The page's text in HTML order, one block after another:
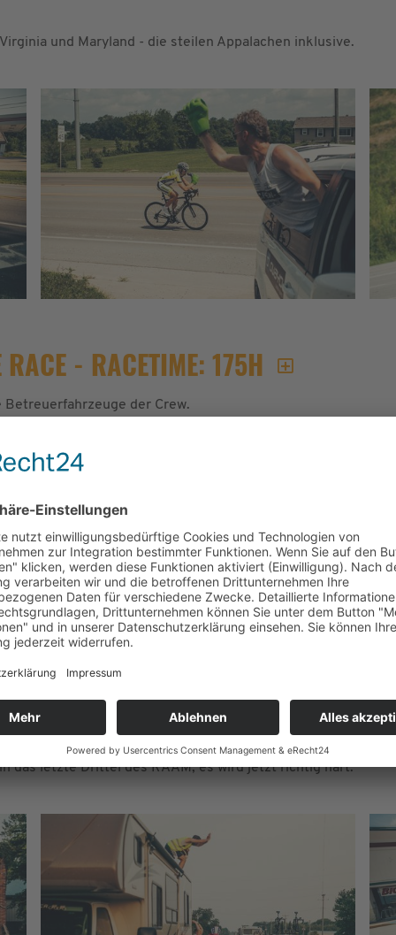
und Maryland - die steilen Appalachen inklusive.
- RACETIME: 175H
der Crew.
das letzte Drittel des RAAM, es wird jetzt richtig hart.